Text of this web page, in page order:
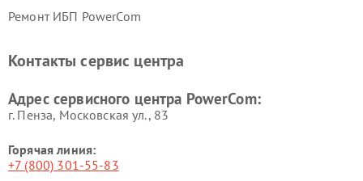
Ремонт ИБП PowerCom
Контакты сервис центра
Адрес сервисного центра PowerCom:
г. Пенза, Московская ул., 83
Горячая линия:
+7 (800) 301-55-83